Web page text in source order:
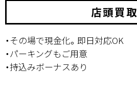
店頭買取
・その場で現金化。即日対応OK
・パーキングもご用意
・持込みボーナスあり